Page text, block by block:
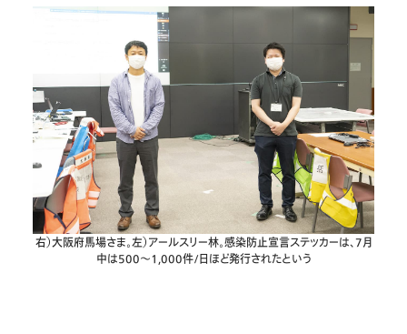
右）大阪府馬場さま。左）アールスリー林。感染防止宣言ステッカーは、7月
中は500〜1,000件/日ほど発行されたという